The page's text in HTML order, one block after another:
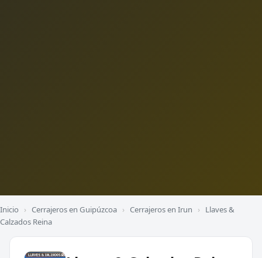
Inicio › Cerrajeros en Guipúzcoa › Cerrajeros en Irun › Llaves &
Calzados Reina